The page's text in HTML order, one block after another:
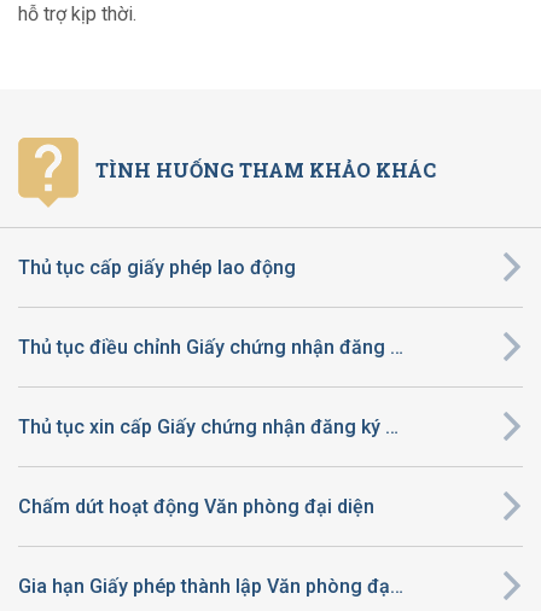
hỗ trợ kịp thời.
TÌNH HUỐNG THAM KHẢO KHÁC
Thủ tục cấp giấy phép lao động
Thủ tục điều chỉnh Giấy chứng nhận đăng ký đầu tư ra nước ngoài
Thủ tục xin cấp Giấy chứng nhận đăng ký đầu tư ra nước ngoài
Chấm dứt hoạt động Văn phòng đại diện
Gia hạn Giấy phép thành lập Văn phòng đại diện